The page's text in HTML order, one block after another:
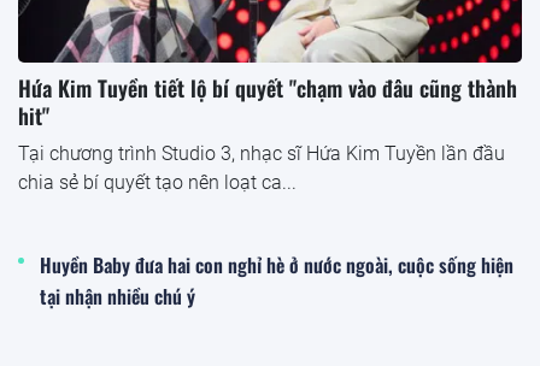
Hứa Kim Tuyền tiết lộ bí quyết "chạm vào đâu cũng thành
hit"
Tại chương trình Studio 3, nhạc sĩ Hứa Kim Tuyền lần đầu
chia sẻ bí quyết tạo nên loạt ca...
Huyền Baby đưa hai con nghỉ hè ở nước ngoài, cuộc sống hiện
tại nhận nhiều chú ý